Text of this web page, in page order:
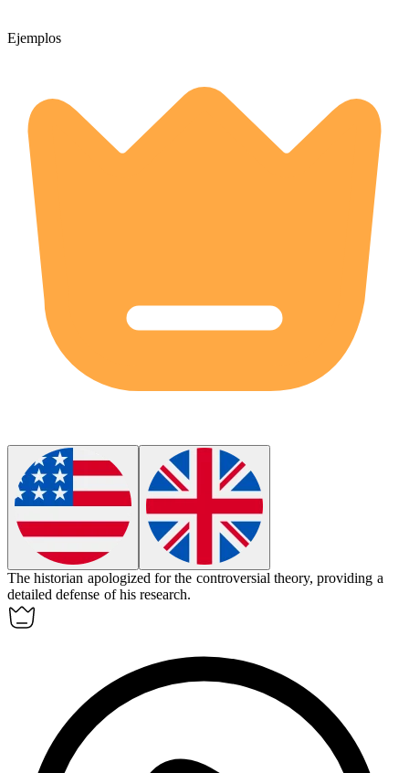
Ejemplos
The historian apologized for the controversial theory, providing a
detailed defense of his research.